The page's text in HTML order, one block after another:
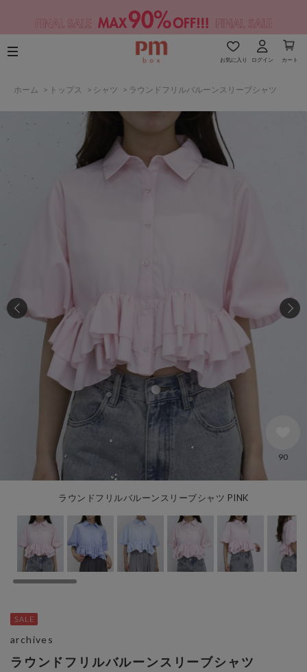
お気に入り ログイン カート
ホーム > トップス > シャツ > ラウンドフリルバルーンスリーブシャツ
ラウンドフリルバルーンスリーブシャツ PINK
90
ラウンドフリルバルーンスリーブシャツ
archives